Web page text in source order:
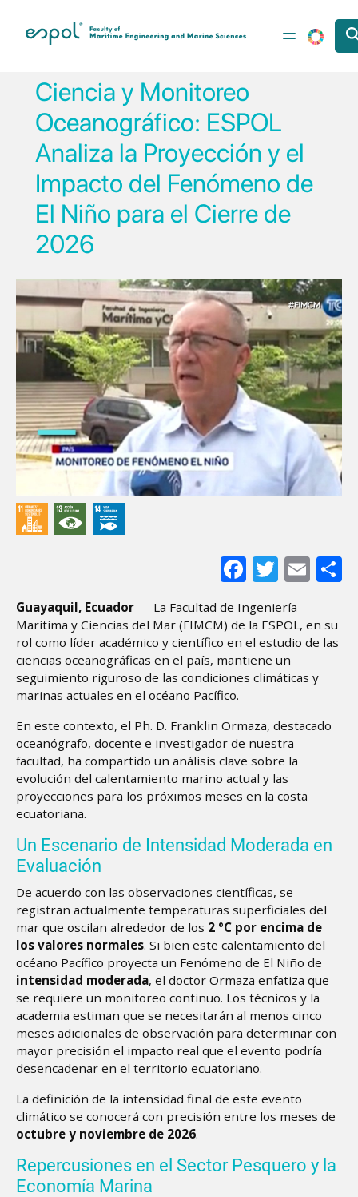
Ciencia y Monitoreo
Oceanográfico: ESPOL
Analiza la Proyección y el
Impacto del Fenómeno de
El Niño para el Cierre de
2026
Facebook
Twitter
Guayaquil, Ecuador — La Facultad de Ingeniería
Marítima y Ciencias del Mar (FIMCM) de la ESPOL, en su
rol como líder académico y científico en el estudio de las
ciencias oceanográficas en el país, mantiene un
seguimiento riguroso de las condiciones climáticas y
marinas actuales en el océano Pacífico.
En este contexto, el Ph. D. Franklin Ormaza, destacado
oceanógrafo, docente e investigador de nuestra
facultad, ha compartido un análisis clave sobre la
evolución del calentamiento marino actual y las
proyecciones para los próximos meses en la costa
ecuatoriana.
Un Escenario de Intensidad Moderada en
Evaluación
De acuerdo con las observaciones científicas, se
registran actualmente temperaturas superficiales del
mar que oscilan alrededor de los 2 °C por encima de
los valores normales. Si bien este calentamiento del
océano Pacífico proyecta un Fenómeno de El Niño de
intensidad moderada, el doctor Ormaza enfatiza que
se requiere un monitoreo continuo. Los técnicos y la
academia estiman que se necesitarán al menos cinco
meses adicionales de observación para determinar con
mayor precisión el impacto real que el evento podría
desencadenar en el territorio ecuatoriano.
La definición de la intensidad final de este evento
climático se conocerá con precisión entre los meses de
octubre y noviembre de 2026.
Repercusiones en el Sector Pesquero y la
Economía Marina